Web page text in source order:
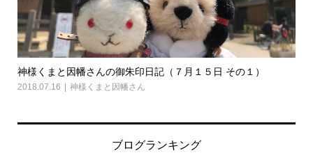
神様くまと因幡さんの御朱印日記（７月１５日 その１）
2018.07.16 神様くまと因幡さん
ブログランキング